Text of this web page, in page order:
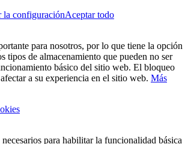
la configuraciónAceptar todo
para nosotros, por lo que tiene la opción
tipos de almacenamiento que pueden no ser
básico del sitio web. El bloqueo
a su experiencia en el sitio web. Más
necesarios para habilitar la funcionalidad básica